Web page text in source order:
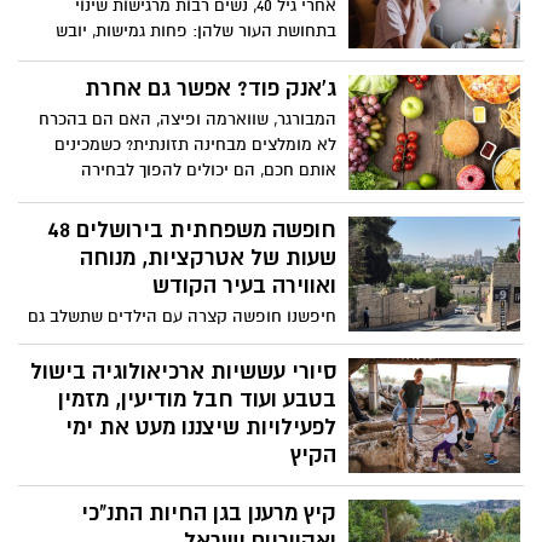
חלף – אבל לא בטוח שזה באמת המצב.
פולינה יוליש, אחות רכזת תחומים במחוז
מדגישה שגם כשלא רואים נחיל ברור של
מדוזות, הן עדיין נמצאות במים גם אם לעיתים
קשה לזהות אותן וכך גם הסכנה לצריבה
בהחלט קיימת.
אחרי גיל 40, נשים רבות מרגישות שינוי
בתחושת העור שלהן: פחות גמישות, יובש
שבולט יותר בבוקר, עור שנראה דק ועדין יותר
– ולפעמים גם הופעה חדשה של קמטוטים
הזנחה, אלא תוצאה טבעית של תהליכים
ג'אנק פוד? אפשר גם אחרת
המבורגר, שווארמה ופיצה, האם הם בהכרח
לא מומלצים מבחינה תזונתית? כשמכינים
אותם חכם, הם יכולים להפוך לבחירה
מבחינת ערך תזונתי. שירן לב יעקופור,
תזונאית ילדים ומנהלת מכבי אקטיבי
במודיעין, עם כל הטיפים לשדרוג מנות
שילדים אוהבים.
חופשה משפחתית בירושלים 48
שעות של אטרקציות, מנוחה
ואווירה בעיר הקודש
חיפשנו חופשה קצרה עם הילדים שתשלב גם
חוויה, גם תוכן וגם קצת מנוחה – וירושלים
התגלתה כבחירה מעולה. עיר שמציעה מגוון
פעילויות, טבע, היסטוריה, אוכל טוב ואווירה
שאין בשום מקום אחר.
סיורי עששיות ארכיאולוגיה בישול
בטבע ועוד חבל מודיעין, מזמין
לפעילויות שיצננו מעט את ימי
הקיץ
אזור חבל מודיעין, המרחב הכפרי של המרכז,
משובץ בעשרות אתרי תיירות קטנים
ומיוחדים, אשר יצרו במיוחד עשרות פעילויות
קיץ מרענן בגן החיות התנ"כי